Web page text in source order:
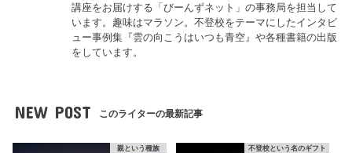
講座をお届けする「びーんずネット」の事務局を担当して
います。趣味はマラソン。不登校をテーマにしたインタビ
ュー事例集『雲の向こうはいつも青空』や各種書籍の出版
をしています。
NEW POST このライターの最新記事
親という種族 不登校という名のギフト